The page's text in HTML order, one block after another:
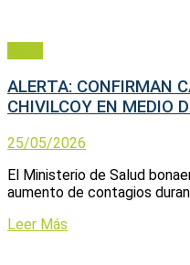
ALERTA: CONFIRMAN
CHIVILCOY EN MEDIO
25/05/2026
El Ministerio de Salud
aumento de contagios
Leer Más